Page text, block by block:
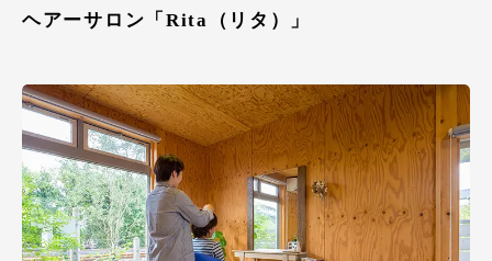
ヘアーサロン「Rita（リタ）」